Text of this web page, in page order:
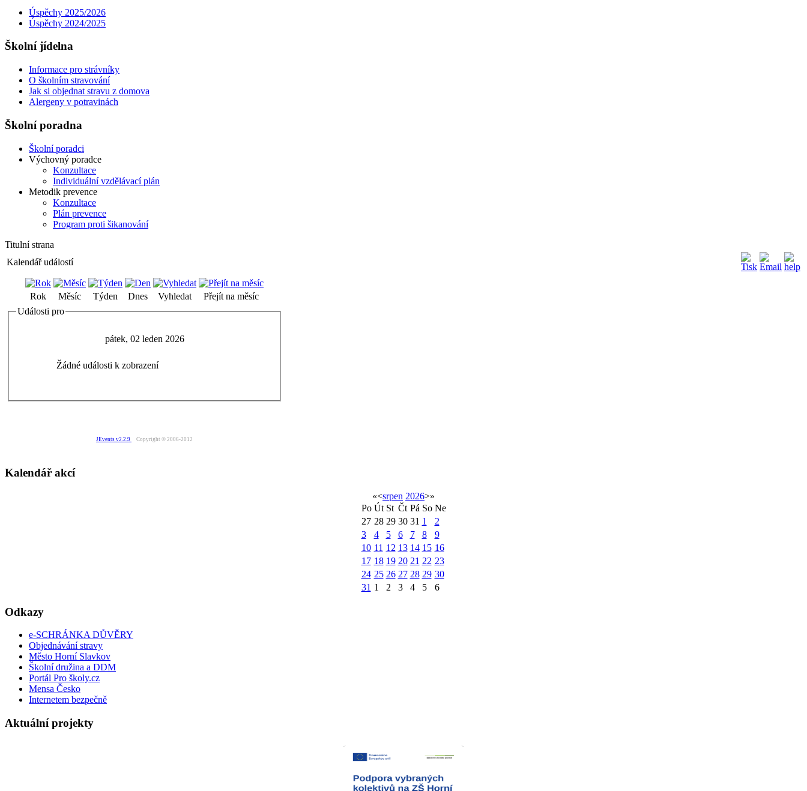
Úspěchy 2025/2026
Úspěchy 2024/2025
Školní jídelna
Informace pro strávníky
O školním stravování
Jak si objednat stravu z domova
Alergeny v potravinách
Školní poradna
Školní poradci
Výchovný poradce
Konzultace
Individuální vzdělávací plán
Metodik prevence
Konzultace
Plán prevence
Program proti šikanování
Titulní strana
Kalendář událostí
Rok Měsíc Týden Dnes Vyhledat
Přejít na měsíc
Události pro
pátek, 02 leden 2026
Žádné události k zobrazení
JEvents v2.2.9 Copyright © 2006-2012
Kalendář akcí
«<srpen 2026>»
Po Út St Čt Pá So Ne
27 28 29 30 31 1
2
3
4 5 6 7 8
9
10 11 12 13 14 15 16
17 18 19 20 21 22 23
24 25 26 27 28 29 30
31 1 2 3 4 5 6
Odkazy
e-SCHRÁNKA DŮVĚRY
Objednávání stravy
Město Horní Slavkov
Školní družina a DDM
Portál Pro školy.cz
Mensa Česko
Internetem bezpečně
Aktuální projekty